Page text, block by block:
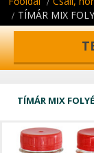
TÍMÁR MIX
TÍMÁR MIX